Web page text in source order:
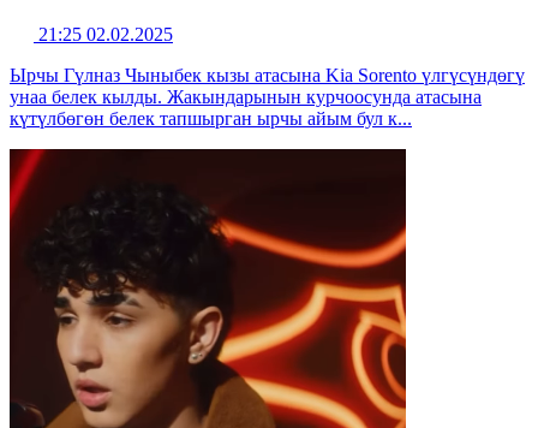
21:25 02.02.2025
Ырчы Гүлназ Чыныбек кызы атасына Kia Sorento үлгүсүндөгү
унаа белек кылды. Жакындарынын курчоосунда атасына
күтүлбөгөн белек тапшырган ырчы айым бул к...